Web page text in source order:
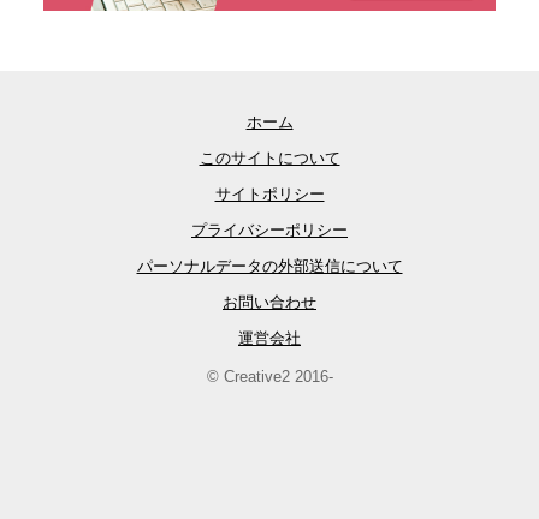
ホーム
このサイトについて
サイトポリシー
プライバシーポリシー
パーソナルデータの外部送信について
お問い合わせ
運営会社
© Creative2 2016-